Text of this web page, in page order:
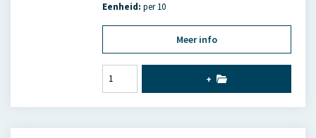
Eenheid: per 10
Meer info
+